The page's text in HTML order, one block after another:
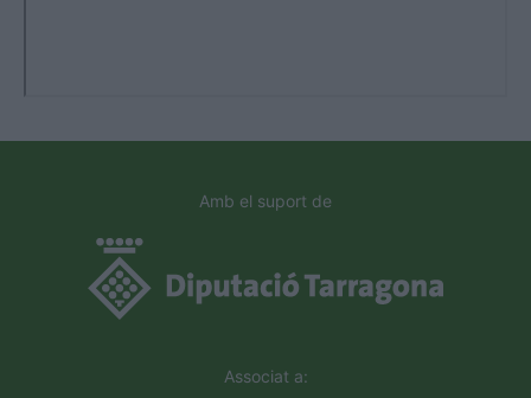
Amb el suport de
Associat a: